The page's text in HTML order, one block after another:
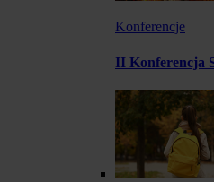
Konferencje
II Konferencja